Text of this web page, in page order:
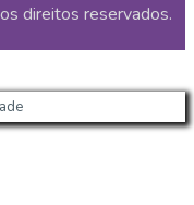
direitos reservados.